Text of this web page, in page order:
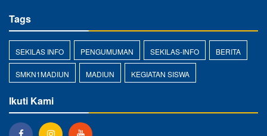
Tags
SEKILAS INFO PENGUMUMAN SEKILAS-INFO BERITA
SMKN1MADIUN MADIUN KEGIATAN SISWA
Ikuti Kami